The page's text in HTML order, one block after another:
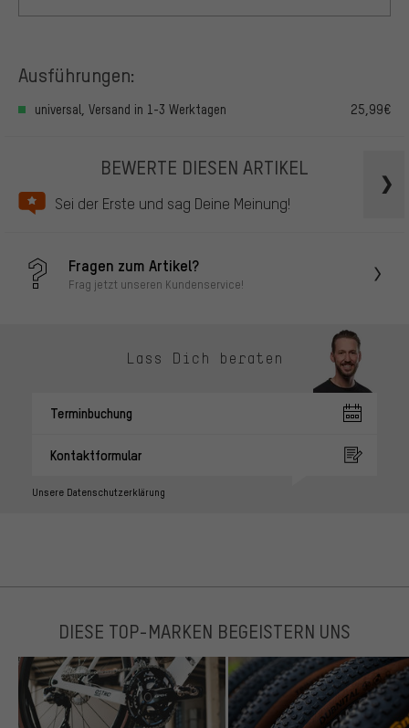
Ausführungen:
universal, Versand in 1-3 Werktagen 25,99€
BEWERTE DIESEN ARTIKEL
Sei der Erste und sag Deine Meinung!
Fragen zum Artikel?
Frag jetzt unseren Kundenservice!
Lass Dich beraten
Terminbuchung
Kontaktformular
Unsere Datenschutzerklärung
DIESE TOP-MARKEN BEGEISTERN UNS